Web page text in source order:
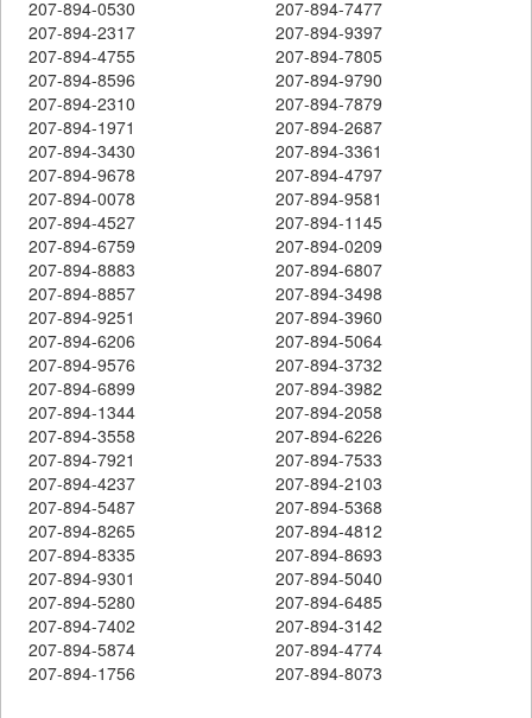
207-894-0530
207-894-7477
207-894-2317
207-894-9397
207-894-4755
207-894-7805
207-894-8596
207-894-9790
207-894-2310
207-894-7879
207-894-1971
207-894-2687
207-894-3430
207-894-3361
207-894-9678
207-894-4797
207-894-0078
207-894-9581
207-894-4527
207-894-1145
207-894-6759
207-894-0209
207-894-8883
207-894-6807
207-894-8857
207-894-3498
207-894-9251
207-894-3960
207-894-6206
207-894-5064
207-894-9576
207-894-3732
207-894-6899
207-894-3982
207-894-1344
207-894-2058
207-894-3558
207-894-6226
207-894-7921
207-894-7533
207-894-4237
207-894-2103
207-894-5487
207-894-5368
207-894-8265
207-894-4812
207-894-8335
207-894-8693
207-894-9301
207-894-5040
207-894-5280
207-894-6485
207-894-7402
207-894-3142
207-894-5874
207-894-4774
207-894-1756
207-894-8073